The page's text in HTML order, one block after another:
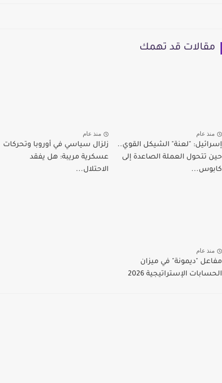
مقالات قد تهمك
منذ عام
إسرائيل: "لعنة" الشيكل القوي..
حين تتحول العملة الصاعدة إلى
كابوس...
منذ عام
زلزال سياسي في أوروبا وتحركات
عسكرية مريبة: هل يفقد
الاحتلال...
منذ عام
مفاعل "ديمونة" في ميزان
الحسابات الإستراتيجية 2026